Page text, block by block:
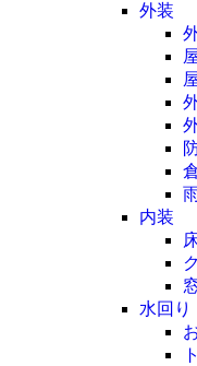
外装
内装
水回り